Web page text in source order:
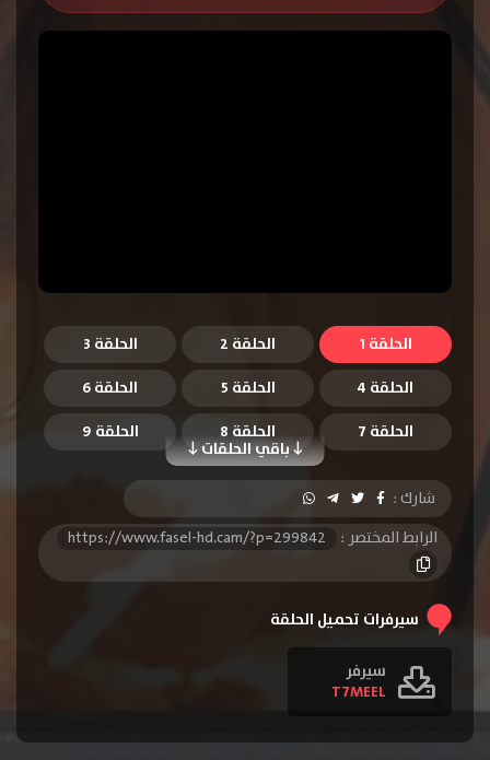
الحلقة 1 الحلقة 2
الحلقة 3
الحلقة 4
الحلقة 5 الحلقة 6
باقي الحلقات
الحلقة 7 الحلقة 8
الحلقة 9
الحلقة 10
الحلقة 13
الحلقة 14
الحلقة 15
شارك :
الرابط المختصر :
https://www.fasel-hd.cam/?p=299842
سيرفرات تحميل الحلقة
سيرفر
T7MEEL